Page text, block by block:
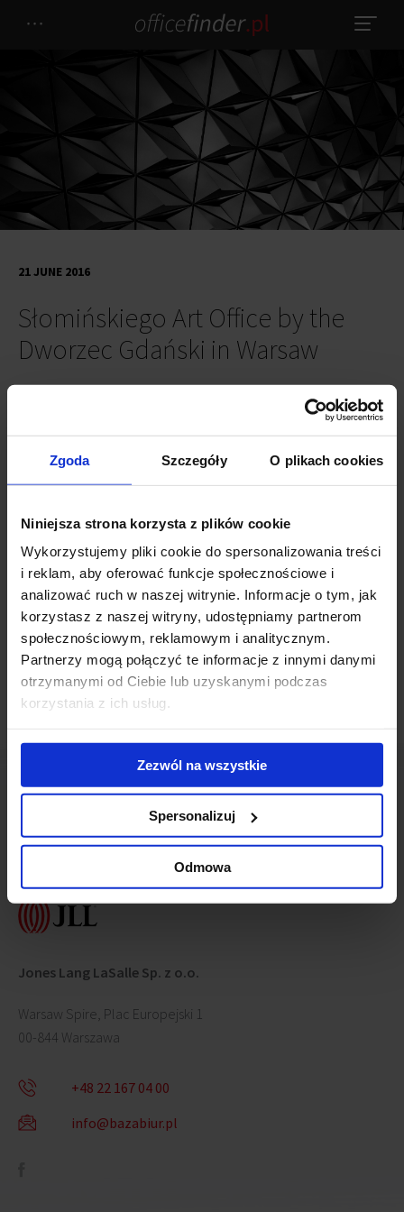
Zgoda Szczegóły O plikach cookies
Niniejsza strona korzysta z plików cookie
Wykorzystujemy pliki cookie do spersonalizowania treści
i reklam, aby oferować funkcje społecznościowe i
analizować ruch w naszej witrynie. Informacje o tym, jak
korzystasz z naszej witryny, udostępniamy partnerom
społecznościowym, reklamowym i analitycznym.
Partnerzy mogą połączyć te informacje z innymi danymi
otrzymanymi od Ciebie lub uzyskanymi podczas
korzystania z ich usług.
Zezwól na wszystkie
Spersonalizuj
Odmowa
Słomińskiego Art Office by the
Dworzec Gdański in Warsaw
21 JUNE 2016
Dworzec Gdański’s surrounding is being gradually filled with the
modern office space. Thanks to the convenient communication the
expansion and modernization of already functioning building.
Słomińskiego Art Office will be the 4-storey, private building
space for lease. 2,300 sq m will provide the representative reception
and an underground parking lot. Additionally, future tenants will be
enabled to use the cloakroom with showers for cyclist and special
places to charge electric cars.
The investor estimates that the building will be ready in Q1 2017.
Contact us
Jones Lang LaSalle Sp. z o.o.
Warsaw Spire, Plac Europejski 1
00-844 Warszawa
+48 22 167 04 00
info@bazabiur.pl